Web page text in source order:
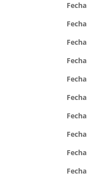
Fecha
Fecha
Fecha
Fecha
Fecha